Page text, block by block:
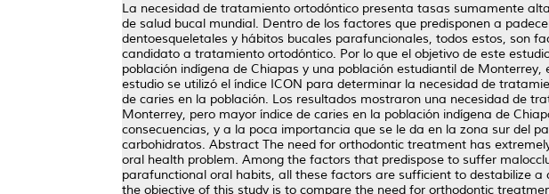
La necesidad de tratamiento ortodóntico presenta tasas sumamente
de salud bucal mundial. Dentro de los factores que predisponen a
dentoesqueletales y hábitos bucales parafuncionales, todos estos, son
candidato a tratamiento ortodóntico. Por lo que el objetivo de este
población indígena de Chiapas y una población estudiantil de
estudio se utilizó el índice ICON para determinar la necesidad de
de caries en la población. Los resultados mostraron una necesidad de
Monterrey, pero mayor índice de caries en la población indígena de
consecuencias, y a la poca importancia que se le da en la zona sur del
carbohidratos. Abstract The need for orthodontic treatment has
oral health problem. Among the factors that predispose to suffer
parafunctional oral habits, all these factors are sufficient to destabilize
the objective of this study is to compare the need for orthodontic